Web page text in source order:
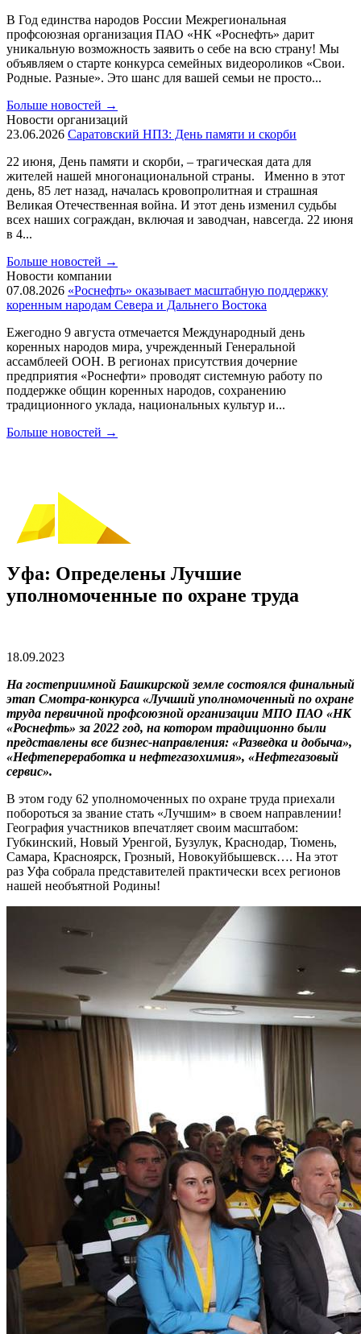
В Год единства народов России Межрегиональная
профсоюзная организация ПАО «НК «Роснефть» дарит
уникальную возможность заявить о себе на всю страну! Мы
объявляем о старте конкурса семейных видеороликов «Свои.
Родные. Разные». Это шанс для вашей семьи не просто...
Больше новостей →
Новости организаций
23.06.2026 Саратовский НПЗ: День памяти и скорби
22 июня, День памяти и скорби, – трагическая дата для
жителей нашей многонациональной страны. Именно в этот
день, 85 лет назад, началась кровопролитная и страшная
Великая Отечественная война. И этот день изменил судьбы
всех наших сограждан, включая и заводчан, навсегда. 22 июня
в 4...
Больше новостей →
Новости компании
07.08.2026 «Роснефть» оказывает масштабную поддержку
коренным народам Севера и Дальнего Востока
Ежегодно 9 августа отмечается Международный день
коренных народов мира, учрежденный Генеральной
ассамблеей ООН. В регионах присутствия дочерние
предприятия «Роснефти» проводят системную работу по
поддержке общин коренных народов, сохранению
традиционного уклада, национальных культур и...
Больше новостей →
Уфа: Определены Лучшие
уполномоченные по охране труда
18.09.2023
На гостеприимной Башкирской земле состоялся финальный
этап Смотра-конкурса «Лучший уполномоченный по охране
труда первичной профсоюзной организации МПО ПАО «НК
«Роснефть» за 2022 год, на котором традиционно были
представлены все бизнес-направления: «Разведка и добыча»,
«Нефтепереработка и нефтегазохимия», «Нефтегазовый
сервис».
В этом году 62 уполномоченных по охране труда приехали
побороться за звание стать «Лучшим» в своем направлении!
География участников впечатляет своим масштабом:
Губкинский, Новый Уренгой, Бузулук, Краснодар, Тюмень,
Самара, Красноярск, Грозный, Новокуйбышевск…. На этот
раз Уфа собрала представителей практически всех регионов
нашей необъятной Родины!